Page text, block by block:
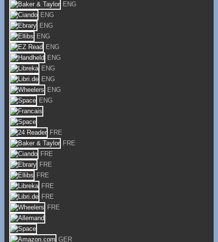
ENG
ENG
ENG
ENG
ENG
ENG
ENG
ENG
ENG
ENG
FRE
FRE
FRE
FRE
FRE
FRE
FRE
FRE
GER